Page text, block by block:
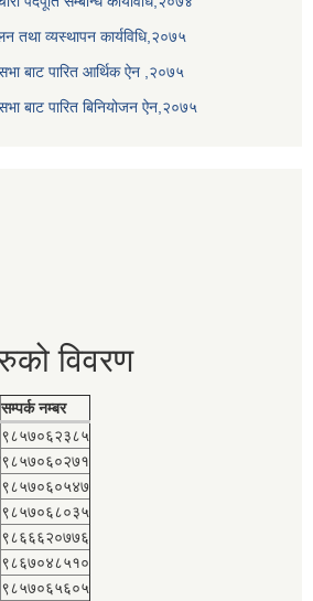
तथा व्यस्थापन कार्यविधि,२०७५
बाट पारित आर्थिक ऐन ,२०७५
बाट पारित बिनियोजन ऐन,२०७५
विवरण
सम्पर्क नम्बर
९८५७०६२३८५
९८५७०६०२७१
९८५७०६०५४७
९८५७०६८०३५
९८६६६२०७७६
९८६७०४८५१०
९८५७०६५६०५